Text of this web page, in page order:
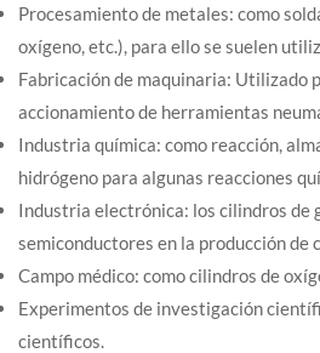
Procesamiento de metales: como
oxígeno, etc.), para ello se suelen
Fabricación de maquinaria: Utilizado
accionamiento de herramientas
Industria química: como reacción,
hidrógeno para algunas reacciones
Industria electrónica: los cilindros de
semiconductores en la producción de
Campo médico: como cilindros de
Experimentos de investigación
científicos.